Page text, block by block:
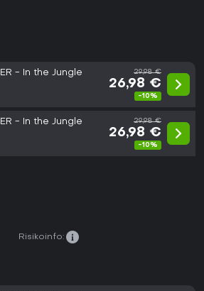
- In the Jungle
29,98 €
26,98 €
-10%
- In the Jungle
29,98 €
26,98 €
-10%
Risikoinfo: